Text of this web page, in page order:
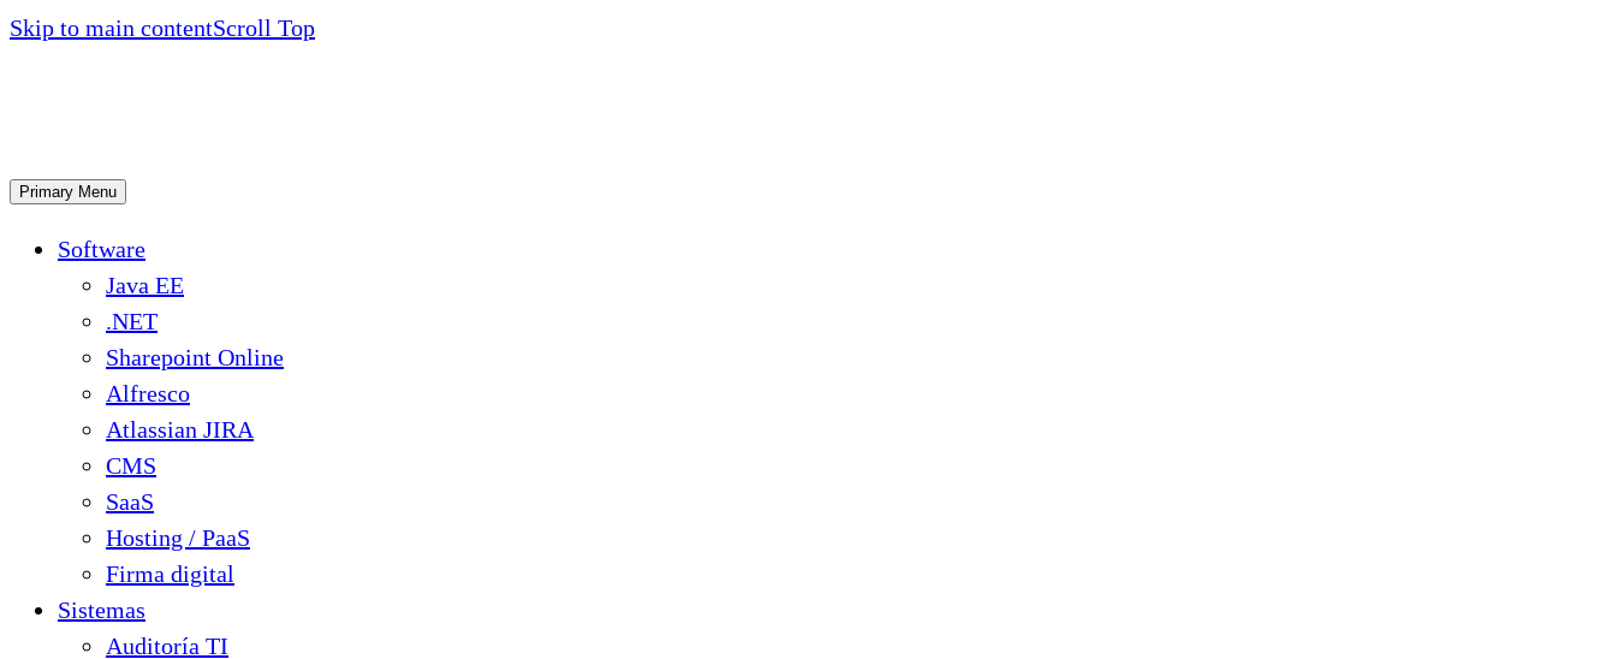
Skip to main contentScroll Top
Primary Menu
Software
Java EE
.NET
Sharepoint Online
Alfresco
Atlassian JIRA
CMS
SaaS
Hosting / PaaS
Firma digital
Sistemas
Auditoría TI